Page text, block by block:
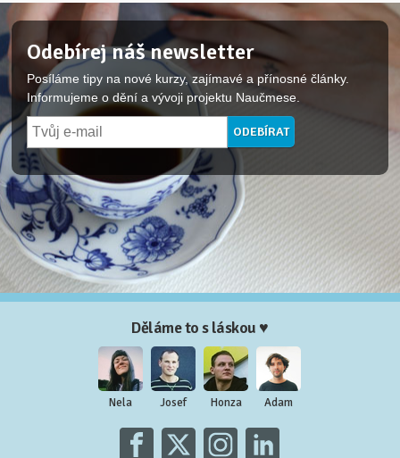
Odebírej náš newsletter
Posíláme tipy na nové kurzy, zajímavé a přínosné články.
Informujeme o dění a vývoji projektu Naučmese.
Děláme to s láskou ♥
Nela Josef Honza Adam